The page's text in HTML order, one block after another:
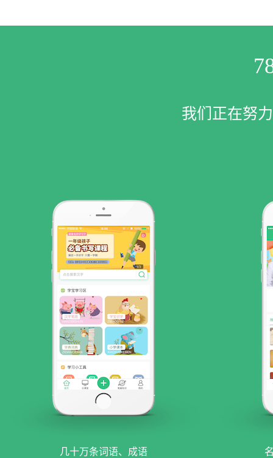
我们正在努
几十万条词语、成语